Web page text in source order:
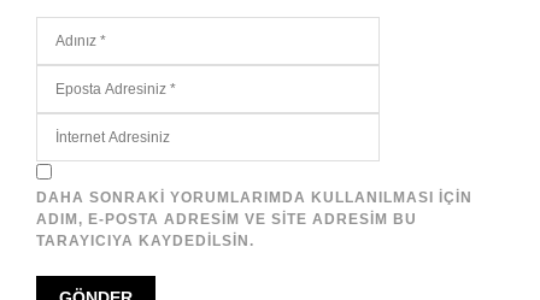
DAHA SONRAKI YORUMLARIMDA KULLANILMASI IÇIN
ADIM, E-POSTA ADRESIM VE SITE ADRESIM BU
TARAYICIYA KAYDEDILSIN.